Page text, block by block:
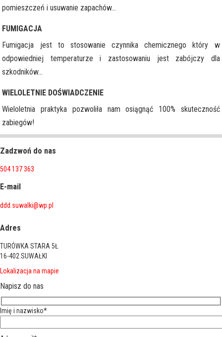
pomieszczeń i usuwanie zapachów...
FUMIGACJA
Fumigacja jest to stosowanie czynnika chemicznego który w
odpowiedniej temperaturze i zastosowaniu jest zabójczy dla
szkodników...
WIELOLETNIE DOŚWIADCZENIE
Wieloletnia praktyka pozwoliła nam osiągnąć 100% skuteczność
zabiegów!
Zadzwoń do nas
504 137 363
E-mail
ddd.suwalki@wp.pl
Adres
TURÓWKA STARA 5Ł
16-402 SUWAŁKI
Lokalizacja na mapie
Napisz do nas
Imię i nazwisko*